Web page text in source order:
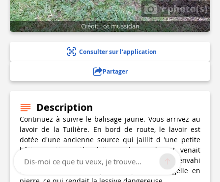
1 photo(s)
Crédit : ot mussidan
Consulter sur l'application
Partager
Description
Continuez à suivre le balisage jaune. Vous arrivez au
lavoir de la Tuilière. En bord de route, le lavoir est
dotée d'une ancienne source qui jaillit d 'une petite
bâtisse . L'eau s'écoulait par la gauche et venait
remplir le grand bac. Une colonie de roseaux a envahi
le lavoir. Ce lavoir ne possède pas de margelle en
Dis-moi ce que tu veux, je trouve...